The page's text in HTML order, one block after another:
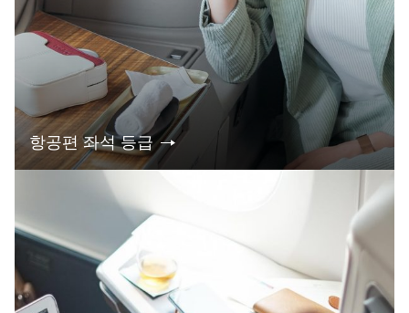
항공편 좌석 등급